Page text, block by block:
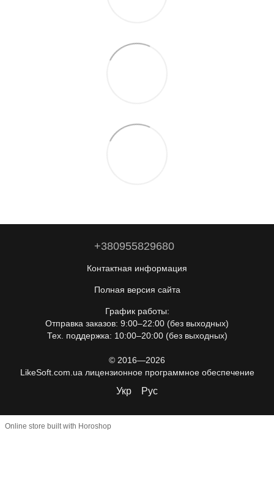
+380955829680
Контактная информация
Полная версия сайта
График работы:
Отправка заказов: 9:00–22:00 (без выходных)
Тех. поддержка: 10:00–20:00 (без выходных)
© 2016—2026
LikeSoft.com.ua лицензионное программное обеспечение
Укр Рус
Online store built with Horoshop